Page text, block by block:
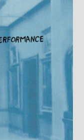
103,9 MHz